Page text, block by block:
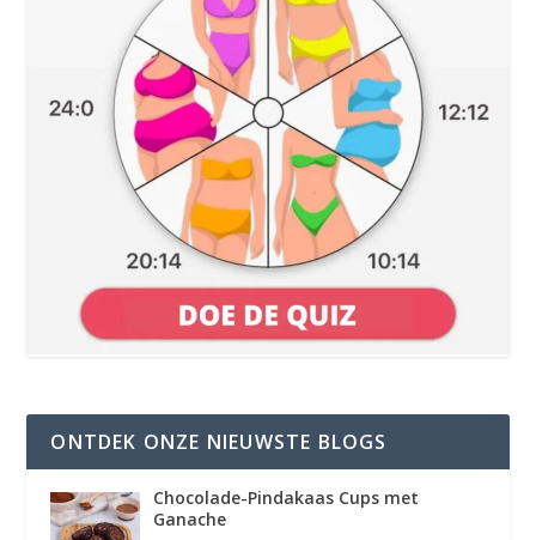
ONTDEK ONZE NIEUWSTE BLOGS
Chocolade-Pindakaas Cups met
Ganache